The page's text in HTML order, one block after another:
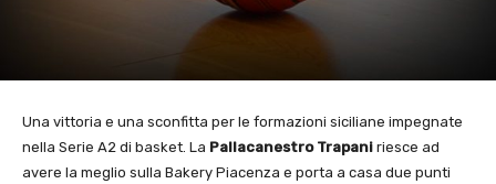
Una vittoria e una sconfitta per le formazioni siciliane impegnate
nella Serie A2 di basket. La Pallacanestro Trapani riesce ad
avere la meglio sulla Bakery Piacenza e porta a casa due punti